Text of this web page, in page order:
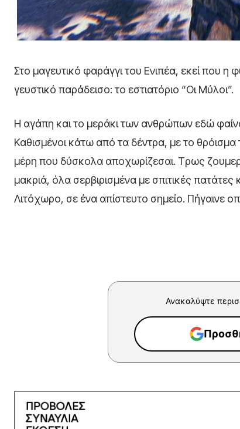
Στο μαγευτικό φαράγγι του Ενιπέα, εκεί που η
γευστικό παράδεισο: το εστιατόριο “Οι Μύλοι”.
Η αγάπη και το μεράκι των ανθρώπων εδώ
Καθισμένοι κάτω από τα δέντρα, με το
μέρη που δύσκολα αποχωρίζεσαι. Tρως
μακριά, όλα σερβιρισμένα με σπιτικές
Λιτόχωρο, σε ένα απίστευτο σημείο. Πήγαινε
Ανακαλύψτε